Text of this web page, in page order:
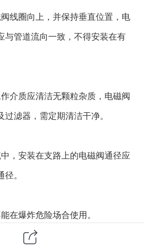
圈向上，并保持垂直位置，电
与管道流向一致，不得安装在有
质应清洁无颗粒杂质，电磁阀
滤器，需定期清洁干净。
安装在支路上的电磁阀通径应
。
爆炸危险场合使用。